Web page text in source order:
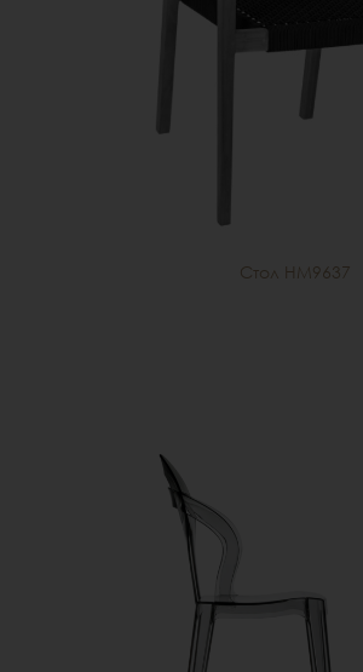
Стол HM9637